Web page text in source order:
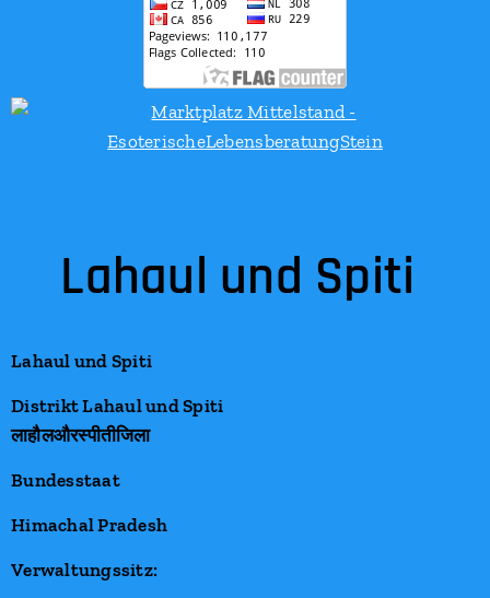
Lahaul und Spiti
Lahaul und Spiti
Distrikt Lahaul und Spiti
लाहौलऔरस्पीतीजिला
Bundesstaat
Himachal Pradesh
Verwaltungssitz: